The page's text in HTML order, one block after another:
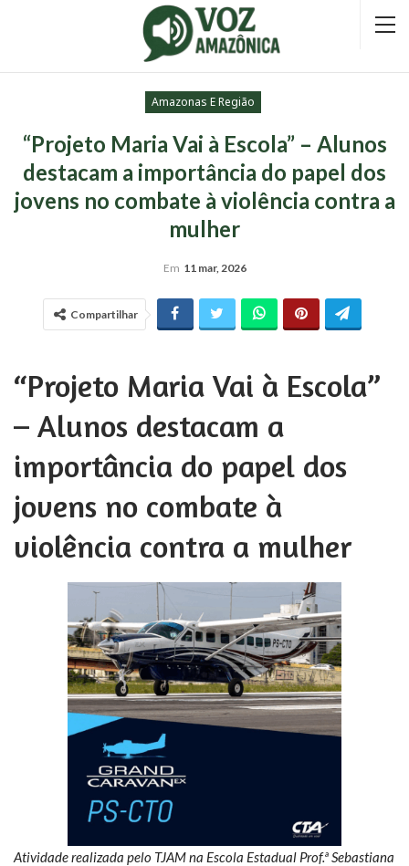
Amazonas E Região
“Projeto Maria Vai à Escola” – Alunos
destacam a importância do papel dos
jovens no combate à violência contra a
mulher
Em 11 mar, 2026
Compartilhar
“Projeto Maria Vai à Escola”
– Alunos destacam a
importância do papel dos
jovens no combate à
violência contra a mulher
Atividade realizada pelo TJAM na Escola Estadual Prof.ª Sebastiana